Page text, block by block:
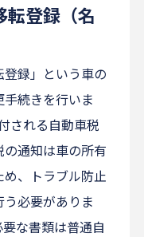
転登録（名
録」という車の
続きを行いま
される自動車税
の通知は車の所有
、トラブル防止
必要がありま
な書類は普通自